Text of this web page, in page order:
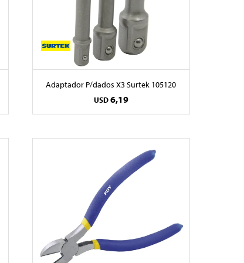
Adaptador P/dados X3 Surtek 105120
USD 6,19